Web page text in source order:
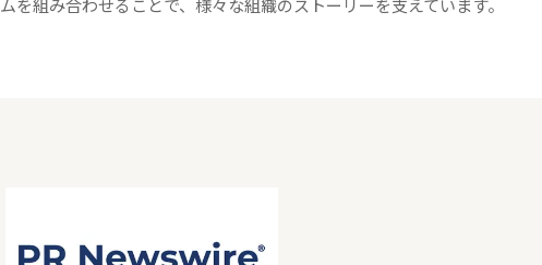
を組み合わせることで、様々な組織のストーリーを支えています。